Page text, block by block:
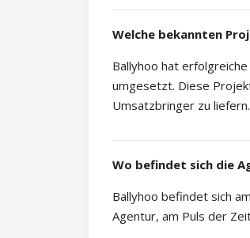
Welche bekannten
Ballyhoo hat
umgesetzt. Diese
Umsatzbringer zu liefern.
Wo befindet sich die
Ballyhoo befindet sich
Agentur, am Puls der